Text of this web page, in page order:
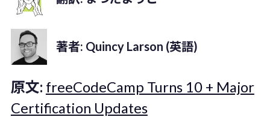
著者: Quincy Larson (英語)
原文: freeCodeCamp Turns 10 + Major
Certification Updates